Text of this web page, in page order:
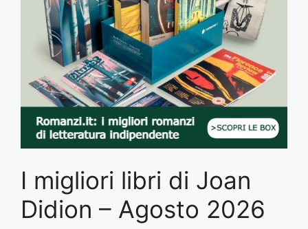
I migliori libri di Joan
Didion – Agosto 2026